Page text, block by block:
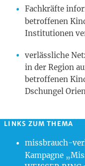
Fachkräfte
betroffenen
Institutionen
verlässliche
in der Region
betroffenen
Dschungel
LINKS ZUM THEMA
missbrauch-
Kampagne